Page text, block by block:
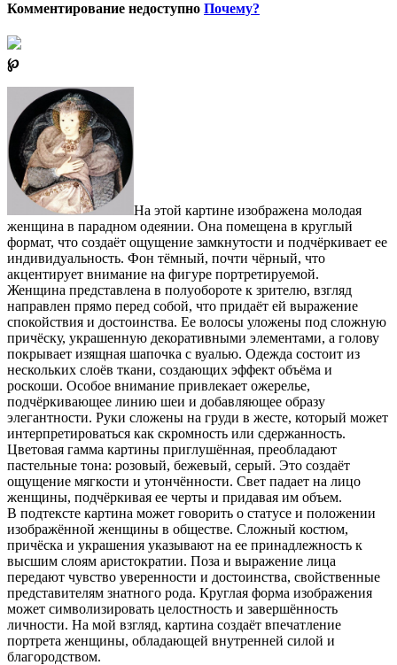
Комментирование недоступно Почему?
℘
На этой картине изображена молодая
женщина в парадном одеянии. Она помещена в круглый
формат, что создаёт ощущение замкнутости и подчёркивает ее
индивидуальность. Фон тёмный, почти чёрный, что
акцентирует внимание на фигуре портретируемой.
Женщина представлена в полуобороте к зрителю, взгляд
направлен прямо перед собой, что придаёт ей выражение
спокойствия и достоинства. Ее волосы уложены под сложную
причёску, украшенную декоративными элементами, а голову
покрывает изящная шапочка с вуалью. Одежда состоит из
нескольких слоёв ткани, создающих эффект объёма и
роскоши. Особое внимание привлекает ожерелье,
подчёркивающее линию шеи и добавляющее образу
элегантности. Руки сложены на груди в жесте, который может
интерпретироваться как скромность или сдержанность.
Цветовая гамма картины приглушённая, преобладают
пастельные тона: розовый, бежевый, серый. Это создаёт
ощущение мягкости и утончённости. Свет падает на лицо
женщины, подчёркивая ее черты и придавая им объем.
В подтексте картина может говорить о статусе и положении
изображённой женщины в обществе. Сложный костюм,
причёска и украшения указывают на ее принадлежность к
высшим слоям аристократии. Поза и выражение лица
передают чувство уверенности и достоинства, свойственные
представителям знатного рода. Круглая форма изображения
может символизировать целостность и завершённость
личности. На мой взгляд, картина создаёт впечатление
портрета женщины, обладающей внутренней силой и
благородством.